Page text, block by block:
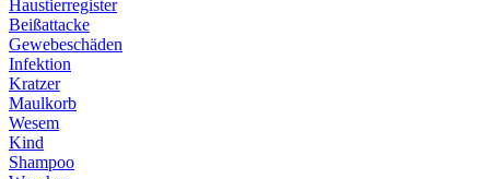
Haustierregister
Beißattacke
Gewebeschäden
Infektion
Kratzer
Maulkorb
Wesem
Kind
Shampoo